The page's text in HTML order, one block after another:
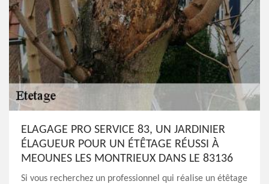
ELAGAGE PRO SERVICE 83, UN JARDINIER
ÉLAGUEUR POUR UN ÉTÊTAGE RÉUSSI À
MEOUNES LES MONTRIEUX DANS LE 83136
Si vous recherchez un professionnel qui réalise un étêtage